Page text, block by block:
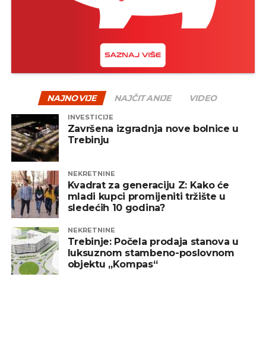
Jedan od načina za ublažavanje rizika jeste
diverzifikacija – odnosno raspodjela sredstava na
mješovite i alternativne fondove. Na taj način se
smanjuje zavisnost od jednog tržišta ili sektora, a
Zaključak
Pad tržišta, iako može djelovati zabrinjavajuće,
prirodan je dio investicionog procesa. Ulaganje
treba posmatrati kao dugoročan cilj, a ne kao
sredstvo za brzu zaradu. Ključ uspjeha leži u
NAJNOVIJE NAJČITANIJE VIDEO
INVESTICIJE
Završena izgradnja nove bolnice u
Trebinju
NEKRETNINE
Kvadrat za generaciju Z: Kako će
mladi kupci promijeniti tržište u
sledećih 10 godina?
NEKRETNINE
Trebinje: Počela prodaja stanova u
luksuznom stambeno-poslovnom
objektu „Kompas“